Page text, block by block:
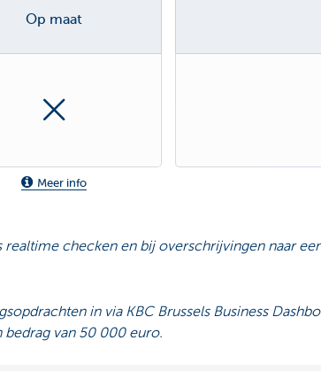
Op maat
Meer info
realtime checken en bij overschrijvingen naar
in via KBC Brussels Business
van 50 000 euro.